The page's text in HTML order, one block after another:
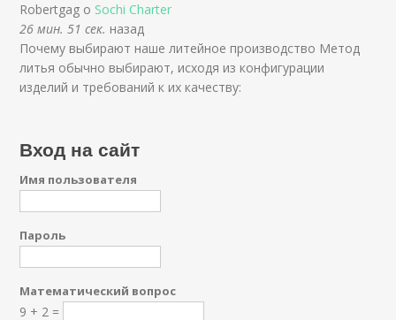
Robertgag о Sochi Charter
26 мин. 51 сек. назад
Почему выбирают наше литейное производство Метод
литья обычно выбирают, исходя из конфигурации
изделий и требований к их качеству:
Вход на сайт
Имя пользователя
Пароль
Математический вопрос
9 + 2 =